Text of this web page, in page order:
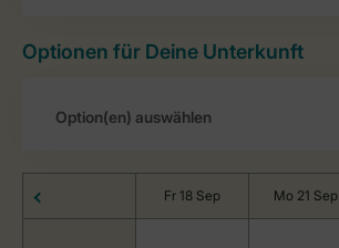
Optionen für Deine Unterkunft
Fr 18 Sep Mo 21 Sep